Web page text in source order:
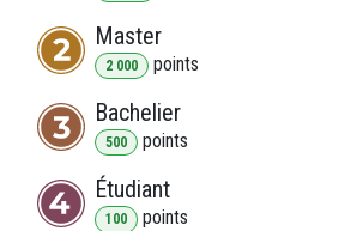
Master
2 000 points
Bachelier
500 points
Étudiant
100 points